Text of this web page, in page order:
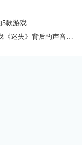
5款游戏
下一篇：吸猫人必玩，大奖提名赛博猫咪游戏《迷失》背后的声音制作